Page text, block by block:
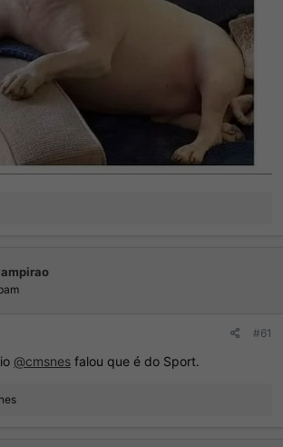
#61
@cmsnes falou que é do Sport.